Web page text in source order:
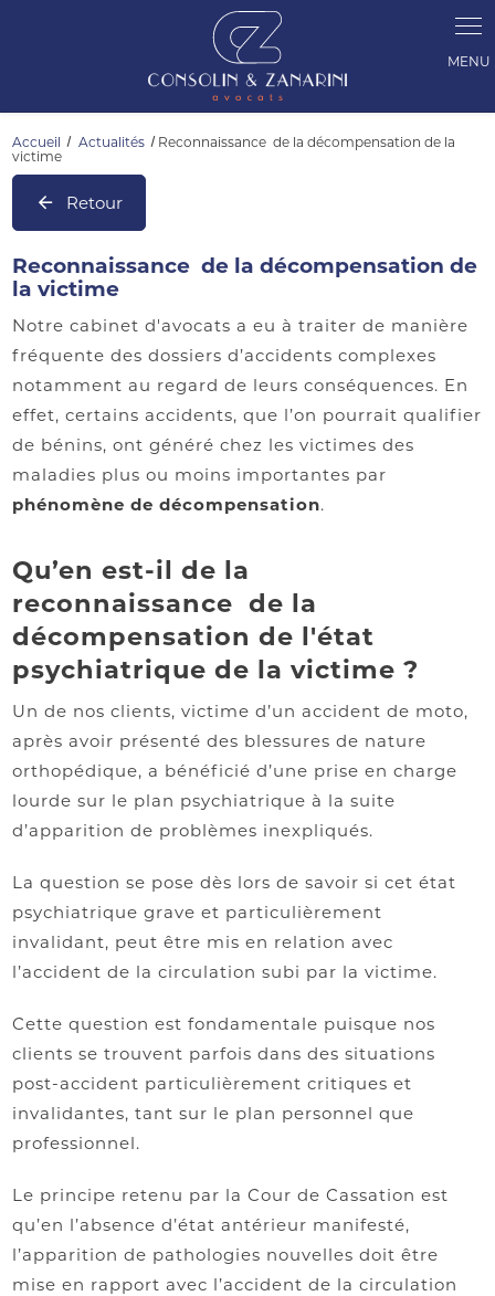
Accueil Actualités
Reconnaissance de la décompensation de la
victime
Retour
Reconnaissance de la décompensation de
la victime
Notre cabinet d'avocats a eu à traiter de manière
fréquente des dossiers d’accidents complexes
notamment au regard de leurs conséquences. En
effet, certains accidents, que l’on pourrait qualifier
de bénins, ont généré chez les victimes des
maladies plus ou moins importantes par
phénomène de décompensation.
Qu’en est-il de la
reconnaissance de la
décompensation de l'état
psychiatrique de la victime ?
Un de nos clients, victime d’un accident de moto,
après avoir présenté des blessures de nature
orthopédique, a bénéficié d’une prise en charge
lourde sur le plan psychiatrique à la suite
d’apparition de problèmes inexpliqués.
La question se pose dès lors de savoir si cet état
psychiatrique grave et particulièrement
invalidant, peut être mis en relation avec
l’accident de la circulation subi par la victime.
Cette question est fondamentale puisque nos
clients se trouvent parfois dans des situations
post-accident particulièrement critiques et
invalidantes, tant sur le plan personnel que
professionnel.
Le principe retenu par la Cour de Cassation est
qu’en l’absence d’état antérieur manifesté,
l’apparition de pathologies nouvelles doit être
mise en rapport avec l’accident de la circulation
Panneau de gestion des cookies